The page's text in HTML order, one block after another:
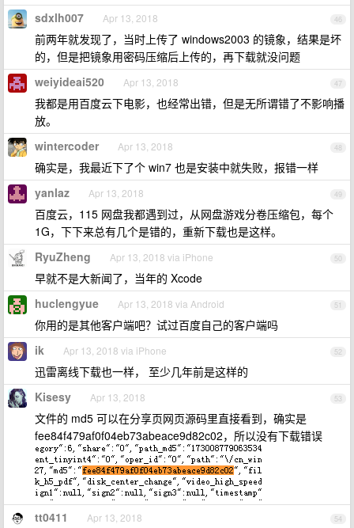
46
sdxlh007 Apr 13, 2018
前两年就发现了，当时上传了 windows2003 的镜象，结果是坏
的，但是把镜象用密码压缩后上传的，再下载就没问题
47
weiyideai520 Apr 13, 2018
我都是用百度云下电影，也经常出错，但是无所谓错了不影响播
放。
48
wintercoder Apr 13, 2018
确实是，我最近下了个 win7 也是安装中就失败，报错一样
49
yanlaz Apr 13, 2018
百度云，115 网盘我都遇到过，从网盘游戏分卷压缩包，每个
1G，下下来总有几个是错的，重新下载也是这样。
50
RyuZheng Apr 13, 2018 via iPhone
早就不是大新闻了，当年的 Xcode
51
huclengyue Apr 13, 2018 via Android
你用的是其他客户端吧？试过百度自己的客户端吗
52
ik Apr 13, 2018 via iPhone
迅雷离线下载也一样， 至少几年前是这样的
53
Kisesy Apr 13, 2018
文件的 md5 可以在分享页网页源码里直接看到，确实是
fee84f479af0f04eb73abeace9d82c02，所以没有下载错误
54
tt0411 Apr 13, 2018